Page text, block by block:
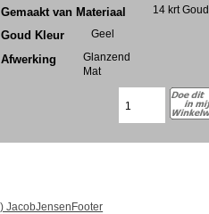
Gemaakt van Materiaal 14 krt Goud
Goud Kleur Geel
Afwerking
Glanzend
Mat